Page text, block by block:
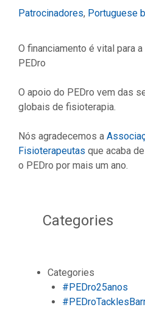
Categories
Patrocinadores, Portuguese
O financiamento é vital para
PEDro
O apoio do PEDro vem das
globais de fisioterapia.
Nós agradecemos a
Fisioterapeutas que acaba
o PEDro por mais um ano.
Categories
Categories
#PEDro25anos